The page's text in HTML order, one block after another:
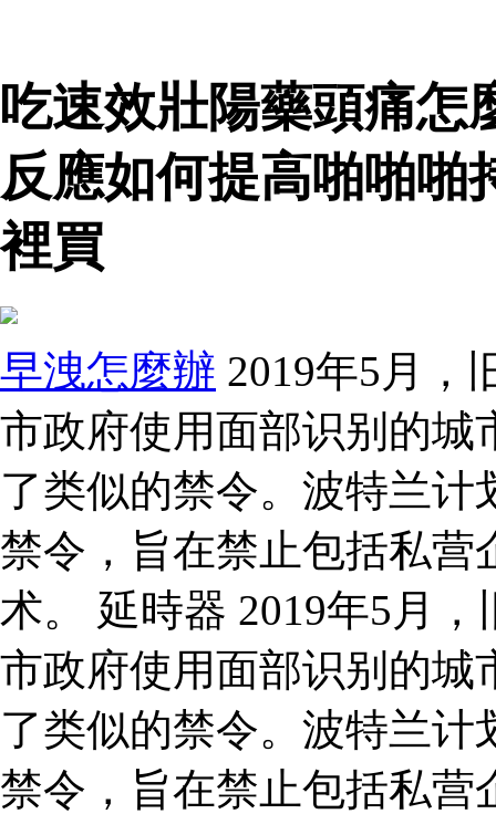
吃速效壯陽藥頭痛怎
反應如何提高啪啪啪
裡買
早洩怎麼辦 2019年5月，
市政府使用面部识别的城
了类似的禁令。波特兰计
禁令，旨在禁止包括私营
术。 延時器 2019年5月
市政府使用面部识别的城
了类似的禁令。波特兰计
禁令，旨在禁止包括私营